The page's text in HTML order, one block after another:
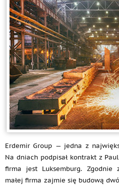
Erdemir Group — jedna z
Na dniach podpisał kontrakt z
firma jest Luksemburg. Zgodnie
małej firma zajmie się budową